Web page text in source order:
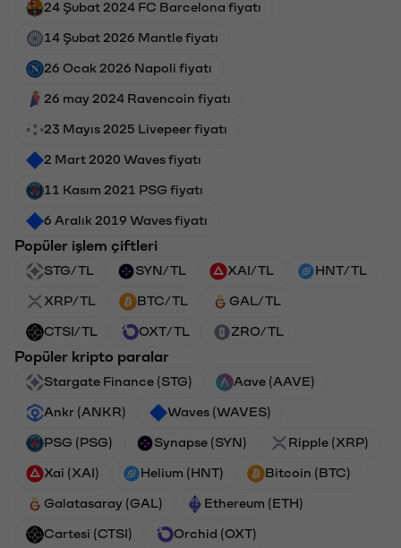
24 Şubat 2024 FC Barcelona fiyatı
14 Şubat 2026 Mantle fiyatı
26 Ocak 2026 Napoli fiyatı
26 may 2024 Ravencoin fiyatı
23 Mayıs 2025 Livepeer fiyatı
2 Mart 2020 Waves fiyatı
11 Kasım 2021 PSG fiyatı
6 Aralık 2019 Waves fiyatı
Popüler işlem çiftleri
STG/TL SYN/TL XAI/TL HNT/TL
XRP/TL BTC/TL GAL/TL
CTSI/TL OXT/TL ZRO/TL
Popüler kripto paralar
Stargate Finance (STG) Aave (AAVE)
Ankr (ANKR) Waves (WAVES)
PSG (PSG) Synapse (SYN) Ripple (XRP)
Xai (XAI) Helium (HNT) Bitcoin (BTC)
Galatasaray (GAL) Ethereum (ETH)
Cartesi (CTSI) Orchid (OXT)